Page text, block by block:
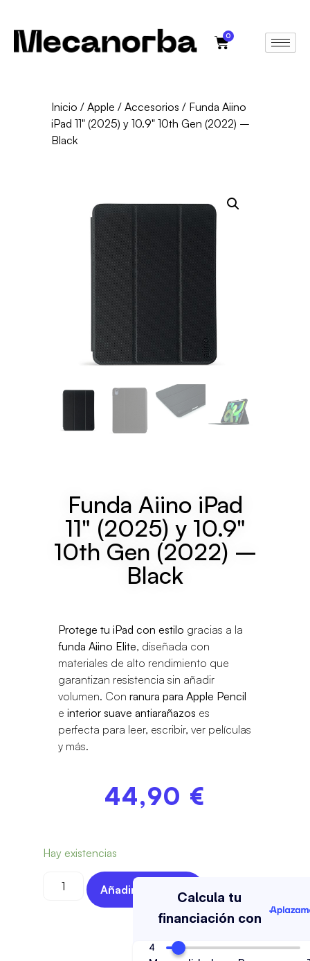
0
Inicio /Apple /Accesorios / Funda Aiino
iPad 11" (2025) y 10.9" 10th Gen (2022) –
Black
Funda Aiino iPad
11" (2025) y 10.9"
10th Gen (2022) –
Black
Protege tu iPad con estilo gracias a la
funda Aiino Elite, diseñada con
materiales de alto rendimiento que
garantizan resistencia sin añadir
volumen. Con ranura para Apple Pencil
e interior suave antiarañazos es
perfecta para leer, escribir, ver películas
y más.
44,90 €
Hay existencias
Añadir Al Carrito